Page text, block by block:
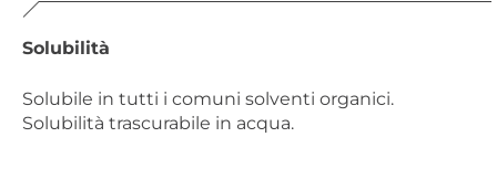
Solubilità
Solubile in tutti i comuni solventi organici.
Solubilità trascurabile in acqua.